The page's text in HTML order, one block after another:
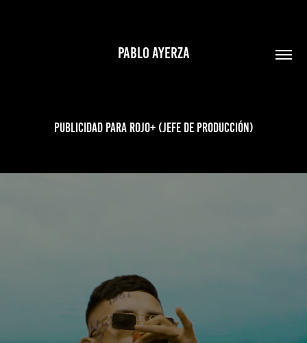
PABLO AYERZA
Publicidad para Rojo+ (Jefe de producción)